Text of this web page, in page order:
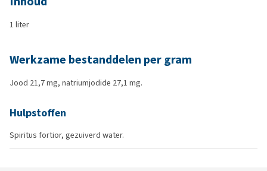
1 liter
Werkzame bestanddelen per gram
Jood 21,7 mg, natriumjodide 27,1 mg.
Hulpstoffen
Spiritus fortior, gezuiverd water.